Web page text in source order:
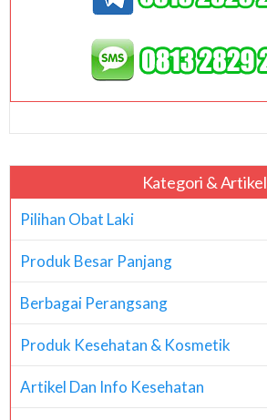
Kategori & Artikel
Pilihan Obat Laki
Produk Besar Panjang
Berbagai Perangsang
Produk Kesehatan & Kosmetik
Artikel Dan Info Kesehatan